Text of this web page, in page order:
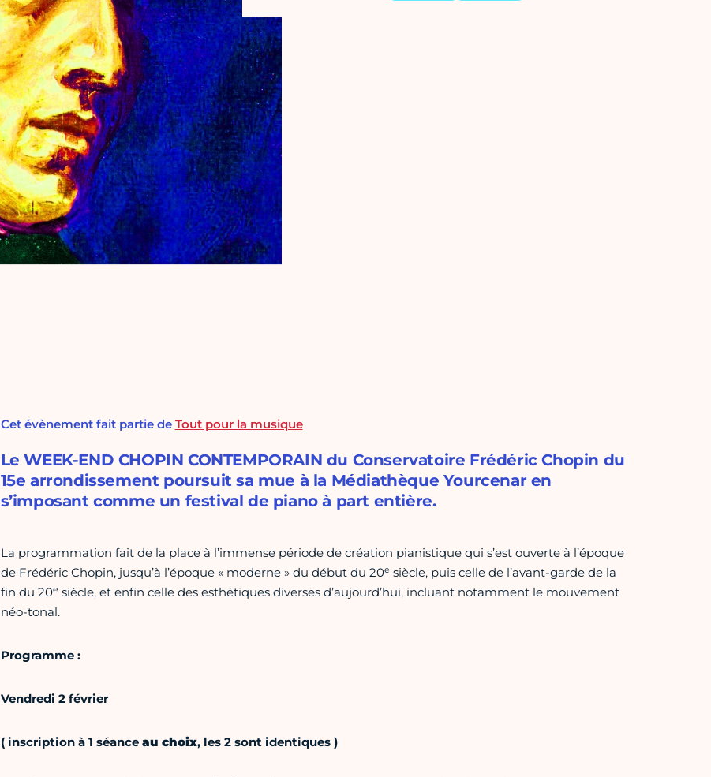
Cet évènement fait partie de Tout pour la musique
Le WEEK-END CHOPIN CONTEMPORAIN du Conservatoire Frédéric Chopin du
15e arrondissement poursuit sa mue à la Médiathèque Yourcenar en
s’imposant comme un festival de piano à part entière.
La programmation fait de la place à l’immense période de création pianistique qui s’est ouverte à l’époque
de Frédéric Chopin, jusqu’à l’époque « moderne » du début du 20e siècle, puis celle de l’avant-garde de la
fin du 20e siècle, et enfin celle des esthétiques diverses d’aujourd’hui, incluant notamment le mouvement
néo-tonal.
Programme :
Vendredi 2 février
( inscription à 1 séance au choix, les 2 sont identiques )